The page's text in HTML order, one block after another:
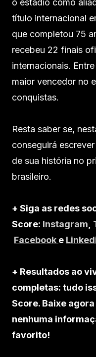
título internacional
que completou 75
recebeu 22 finais
internacionais.
maior vencedor no
conquistas.
Resta saber se,
conseguirá
de sua história no
brasileiro.
+ Siga as redes
Score: Instagram
Facebook e
+ Resultados ao
completas: tudo
Score. Baixe agora
nenhuma
favorito!